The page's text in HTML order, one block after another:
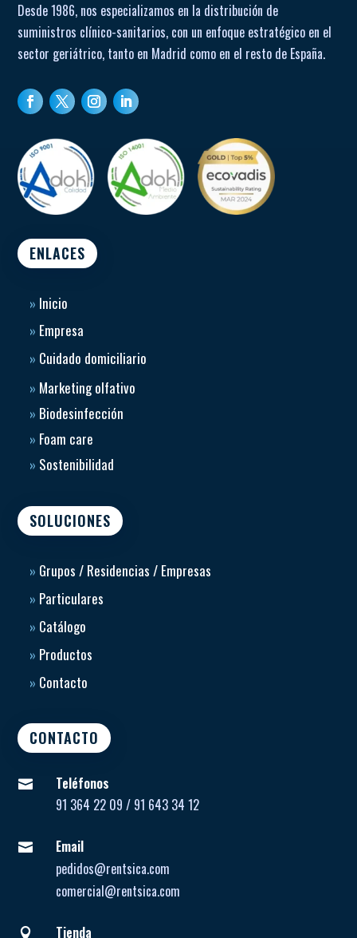
Desde 1986, nos especializamos en la distribución de
suministros clínico-sanitarios, con un enfoque estratégico en el
sector geriátrico, tanto en Madrid como en el resto de España.
ENLACES
» Inicio
» Empresa
» Cuidado domiciliario
» Marketing olfativo
» Biodesinfección
» Foam care
» Sostenibilidad
SOLUCIONES
» Grupos / Residencias / Empresas
» Particulares
» Catálogo
» Productos
» Contacto
CONTACTO

Teléfonos
91 364 22 09 / 91 643 34 12

Email
pedidos@rentsica.com
comercial@rentsica.com
 Tienda